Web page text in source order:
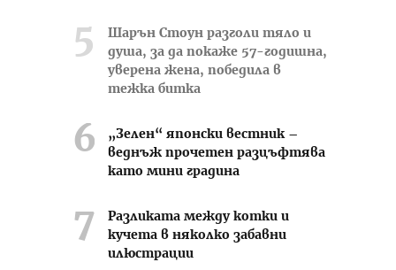
Шарън Стоун разголи тяло и
душа, за да покаже 57-годишна,
уверена жена, победила в
тежка битка
„Зелен“ японски вестник –
веднъж прочетен разцъфтява
като мини градина
Разликата между котки и
кучета в няколко забавни
илюстрации